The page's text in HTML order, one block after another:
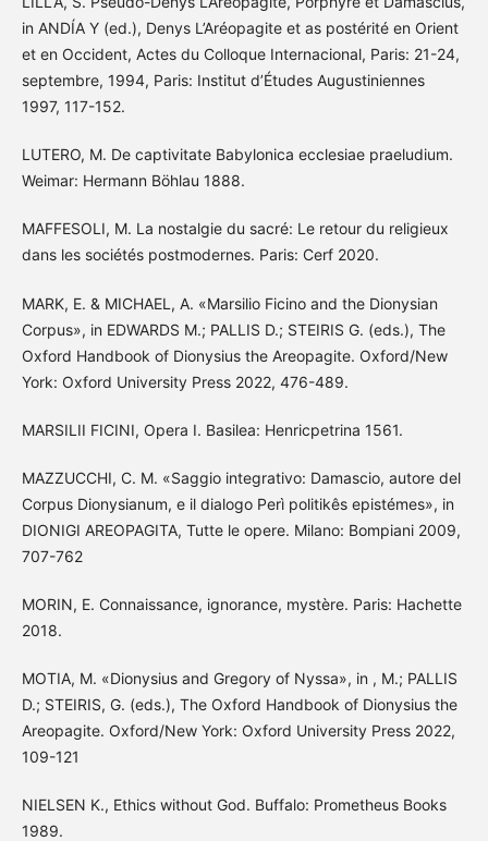
in ANDÍA Y (ed.), Denys L’Aréopagite et as postérité en Orient
et en Occident, Actes du Colloque Internacional, Paris: 21-24,
septembre, 1994, Paris: Institut d’Études Augustiniennes
1997, 117-152.
LUTERO, M. De captivitate Babylonica ecclesiae praeludium.
Weimar: Hermann Böhlau 1888.
MAFFESOLI, M. La nostalgie du sacré: Le retour du religieux
dans les sociétés postmodernes. Paris: Cerf 2020.
MARK, E. & MICHAEL, A. «Marsilio Ficino and the Dionysian
Corpus», in EDWARDS M.; PALLIS D.; STEIRIS G. (eds.), The
Oxford Handbook of Dionysius the Areopagite. Oxford/New
York: Oxford University Press 2022, 476-489.
MARSILII FICINI, Opera I. Basilea: Henricpetrina 1561.
MAZZUCCHI, C. M. «Saggio integrativo: Damascio, autore del
Corpus Dionysianum, e il dialogo Perì politikês epistémes», in
DIONIGI AREOPAGITA, Tutte le opere. Milano: Bompiani 2009,
707-762
MORIN, E. Connaissance, ignorance, mystère. Paris: Hachette
2018.
MOTIA, M. «Dionysius and Gregory of Nyssa», in , M.; PALLIS
D.; STEIRIS, G. (eds.), The Oxford Handbook of Dionysius the
Areopagite. Oxford/New York: Oxford University Press 2022,
109-121
NIELSEN K., Ethics without God. Buffalo: Prometheus Books
1989.